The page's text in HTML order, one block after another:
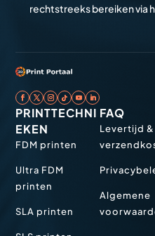
rechtstreeks bereiken via
PRINTTECHNI
EKEN
FDM printen
Ultra FDM
printen
SLA printen
FAQ
Levertijd &
Algemene